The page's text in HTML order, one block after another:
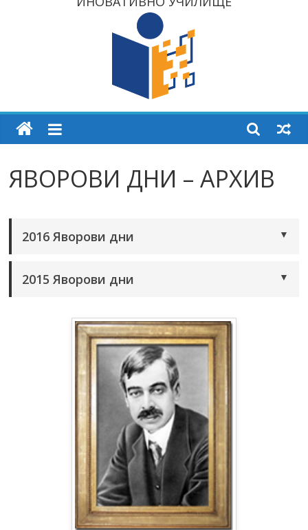
ЯВОРОВИ ДНИ – АРХИВ
2016 Яворови дни ▼
2015 Яворови дни ▼